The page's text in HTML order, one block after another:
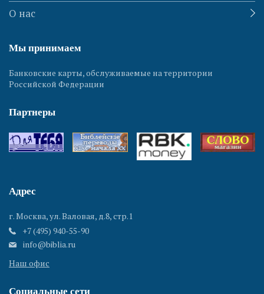
О нас
Мы принимаем
Банковские карты, обслуживаемые на территории
Российской Федерации
Партнеры
Адрес
г. Москва, ул. Валовая, д.8, стр.1
+7 (495) 940-55-90
info@biblia.ru
Наш офис
Социальные сети